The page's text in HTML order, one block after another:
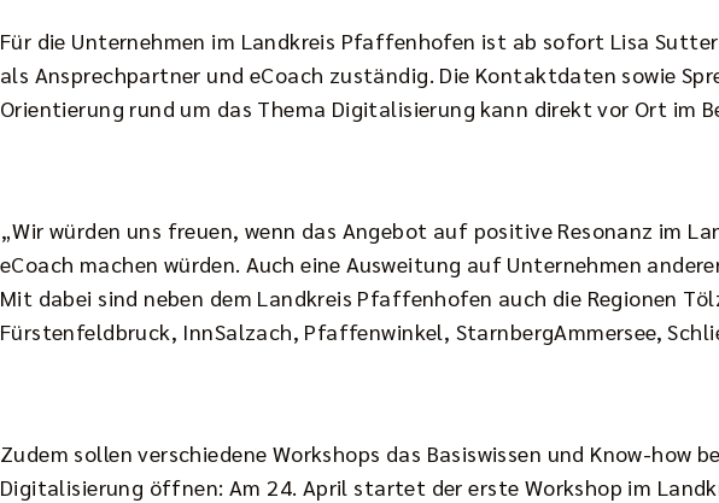
Für die Unternehmen im Landkreis Pfaffenhofen ist ab sofort Lisa
als Ansprechpartner und eCoach zuständig. Die Kontaktdaten sowie
Orientierung rund um das Thema Digitalisierung kann direkt vor Ort im
„Wir würden uns freuen, wenn das Angebot auf positive Resonanz im
eCoach machen würden. Auch eine Ausweitung auf Unternehmen
Mit dabei sind neben dem Landkreis Pfaffenhofen auch die Regionen
Fürstenfeldbruck, InnSalzach, Pfaffenwinkel, StarnbergAmmersee,
Zudem sollen verschiedene Workshops das Basiswissen und Know-
Digitalisierung öffnen: Am 24. April startet der erste Workshop im